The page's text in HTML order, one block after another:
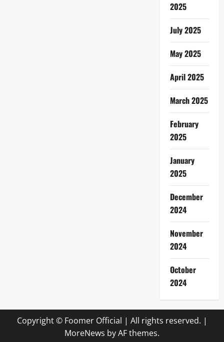
2025
July 2025
May 2025
April 2025
March 2025
February
2025
January
2025
December
2024
November
2024
October
2024
Copyright © Foomer Official | All rights reserved. |
MoreNews by AF themes.